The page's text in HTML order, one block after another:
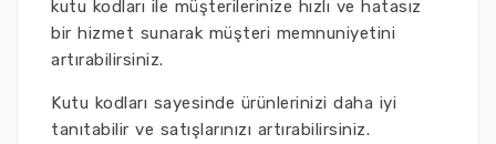
kutu kodları ile müşterilerinize hızlı ve hatasız
bir hizmet sunarak müşteri memnuniyetini
artırabilirsiniz.
Kutu kodları sayesinde ürünlerinizi daha iyi
tanıtabilir ve satışlarınızı artırabilirsiniz.